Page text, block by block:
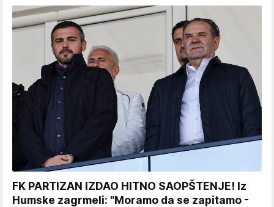
FK PARTIZAN IZDAO HITNO SAOPŠTENJE! Iz
Humske zagrmeli: "Moramo da se zapitamo -